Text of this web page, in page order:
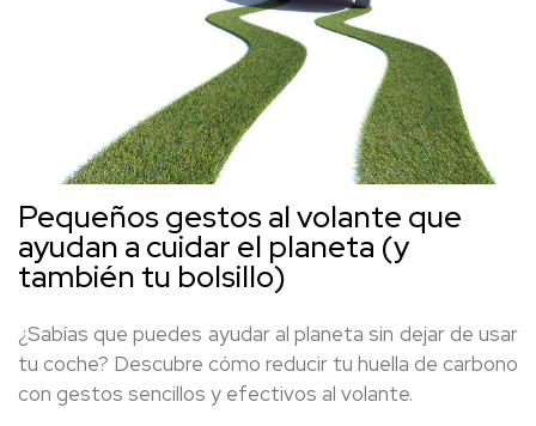
Pequeños gestos al volante que
ayudan a cuidar el planeta (y
también tu bolsillo)
¿Sabías que puedes ayudar al planeta sin dejar de usar
tu coche? Descubre cómo reducir tu huella de carbono
con gestos sencillos y efectivos al volante.